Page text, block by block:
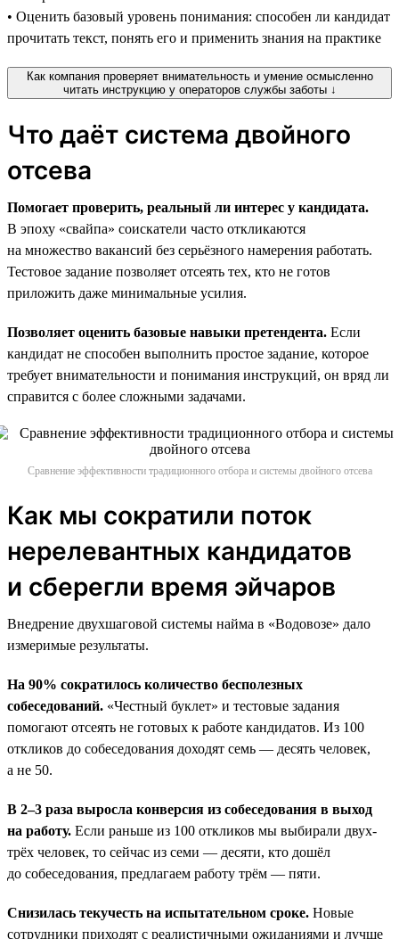
• Оценить базовый уровень понимания: способен ли кандидат
прочитать текст, понять его и применить знания на практике
Как компания проверяет внимательность и умение осмысленно
читать инструкцию у операторов службы заботы ↓
Что даёт система двойного
отсева
Помогает проверить, реальный ли интерес у кандидата.
В эпоху «свайпа» соискатели часто откликаются
на множество вакансий без серьёзного намерения работать.
Тестовое задание позволяет отсеять тех, кто не готов
приложить даже минимальные усилия.
Позволяет оценить базовые навыки претендента. Если
кандидат не способен выполнить простое задание, которое
требует внимательности и понимания инструкций, он вряд ли
справится с более сложными задачами.
Сравнение эффективности традиционного отбора и системы двойного отсева
Как мы сократили поток
нерелевантных кандидатов
и сберегли время эйчаров
Внедрение двухшаговой системы найма в «Водовозе» дало
измеримые результаты.
На 90% сократилось количество бесполезных
собеседований. «Честный буклет» и тестовые задания
помогают отсеять не готовых к работе кандидатов. Из 100
откликов до собеседования доходят семь — десять человек,
а не 50.
В 2–3 раза выросла конверсия из собеседования в выход
на работу. Если раньше из 100 откликов мы выбирали двух-
трёх человек, то сейчас из семи — десяти, кто дошёл
до собеседования, предлагаем работу трём — пяти.
Снизилась текучесть на испытательном сроке. Новые
сотрудники приходят с реалистичными ожиданиями и лучше